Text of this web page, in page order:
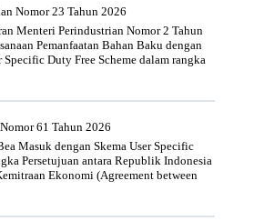
Nomor 23 Tahun 2026
Menteri Perindustrian Nomor 2 Tahun
Pemanfaatan Bahan Baku dengan
Duty Free Scheme dalam rangka
61 Tahun 2026
Masuk dengan Skema User Specific
Persetujuan antara Republik Indonesia
Ekonomi (Agreement between